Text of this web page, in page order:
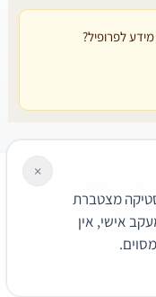
לפרופיל?
נגישותפרטיות
מצטברת
אישי, אין
×